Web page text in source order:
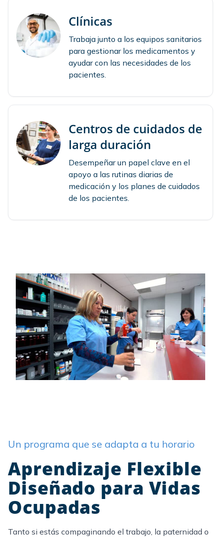
Clínicas
Trabaja junto a los equipos sanitarios
para gestionar los medicamentos y
ayudar con las necesidades de los
pacientes.
Centros de cuidados de
larga duración
Desempeñar un papel clave en el
apoyo a las rutinas diarias de
medicación y los planes de cuidados
de los pacientes.
Un programa que se adapta a tu horario
Aprendizaje Flexible
Diseñado para Vidas
Ocupadas
Tanto si estás compaginando el trabajo, la paternidad o